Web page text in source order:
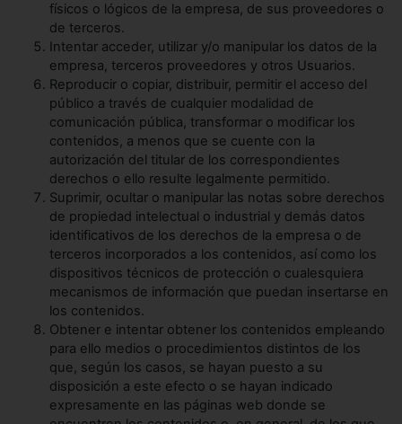
físicos o lógicos de la empresa, de sus proveedores o
de terceros.
Intentar acceder, utilizar y/o manipular los datos de la
empresa, terceros proveedores y otros Usuarios.
Reproducir o copiar, distribuir, permitir el acceso del
público a través de cualquier modalidad de
comunicación pública, transformar o modificar los
contenidos, a menos que se cuente con la
autorización del titular de los correspondientes
derechos o ello resulte legalmente permitido.
Suprimir, ocultar o manipular las notas sobre derechos
de propiedad intelectual o industrial y demás datos
identificativos de los derechos de la empresa o de
terceros incorporados a los contenidos, así como los
dispositivos técnicos de protección o cualesquiera
mecanismos de información que puedan insertarse en
los contenidos.
Obtener e intentar obtener los contenidos empleando
para ello medios o procedimientos distintos de los
que, según los casos, se hayan puesto a su
disposición a este efecto o se hayan indicado
expresamente en las páginas web donde se